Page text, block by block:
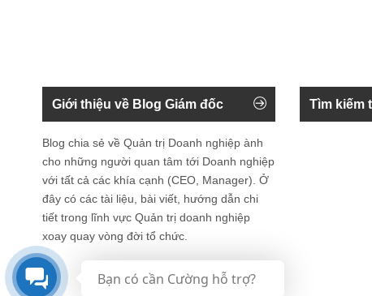
Giới thiệu về Blog Giám đốc
Blog chia sẻ về Quản trị Doanh nghiệp ành
cho những người quan tâm tới Doanh nghiệp
với tất cả các khía cạnh (CEO, Manager). Ở
đây có các tài liệu, bài viết, hướng dẫn chi
tiết trong lĩnh vực Quản trị doanh nghiệp
xoay quay vòng đời tổ chức.
Tìm kiếm
Bạn có cần Cường hỗ trợ?